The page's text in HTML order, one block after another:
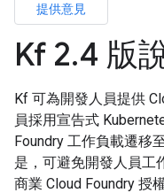
提供意見
Kf 2.4 版
Kf 可為開發人員提供
員採用宣告式
Foundry 工作負載遷移
是，可避免開發人員工
商業 Cloud Foundry 授